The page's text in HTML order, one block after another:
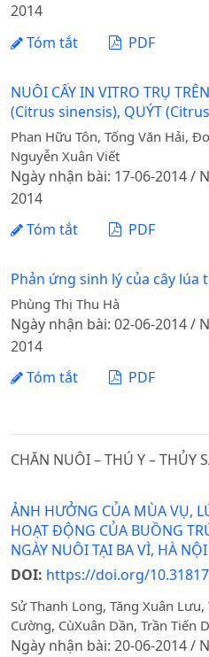
2014
Tóm tắt
PDF
NUÔI CẤY IN VITRO TRỤ
(Citrus sinensis), QUÝT
Phan Hữu Tôn, Tống Văn Hải,
Nguyễn Xuân Viết
Ngày nhận bài: 17-06-2014 /
2014
Tóm tắt
PDF
Phản ứng sinh lý của cây
Phùng Thị Thu Hà
Ngày nhận bài: 02-06-2014 /
2014
Tóm tắt
PDF
CHĂN NUÔI – THÚ Y – THỦY
ẢNH HƯỞNG CỦA MÙA VỤ,
HOẠT ĐỘNG CỦA BUỒNG
NGÀY NUÔI TẠI BA VÌ, HÀ NỘI
DOI: https://doi.org/
Sử Thanh Long, Tăng Xuân
Cường, CùXuân Dần, Trần Tiến
Ngày nhận bài: 20-06-2014 /